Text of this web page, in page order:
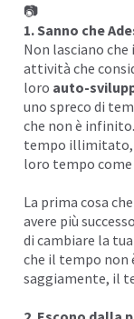
📷
1. Sanno che
Non lasciano
attività che
loro auto-
uno spreco di
che non è
tempo illimitato,
loro tempo
La prima cosa
avere più
di cambiare la
che il tempo non
saggiamente, il